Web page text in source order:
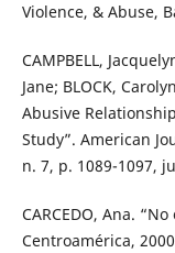
Violence, & Abuse,
CAMPBELL,
Jane; BLOCK,
Abusive
Study”. American
n. 7, p. 1089-1097,
CARCEDO, Ana.
Centroamérica,